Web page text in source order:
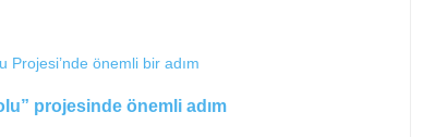
projesinde önemli adım